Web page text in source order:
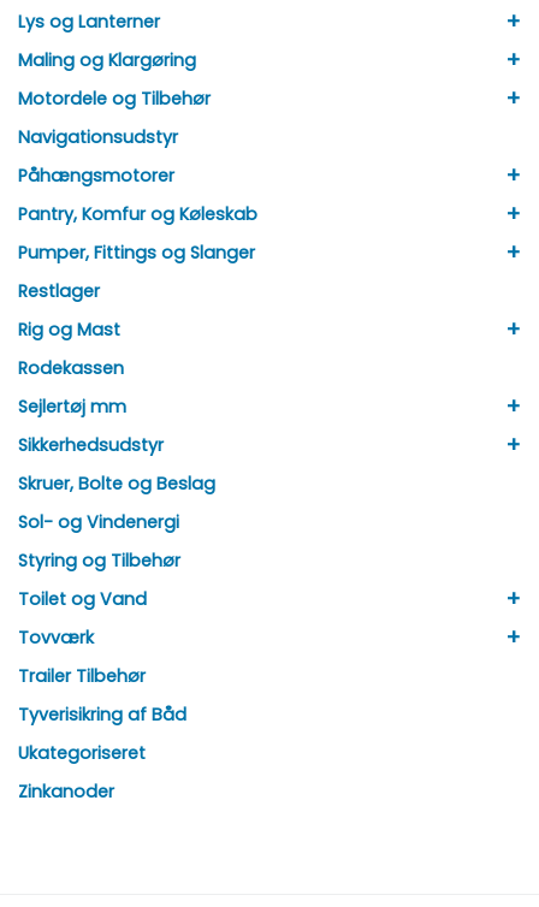
Lys og Lanterner +
Maling og Klargøring +
Motordele og Tilbehør +
Navigationsudstyr
Påhængsmotorer
+
Pantry, Komfur og Køleskab +
Pumper, Fittings og Slanger +
Restlager
Rig og Mast
+
Rodekassen
Sejlertøj mm
+
Sikkerhedsudstyr +
Skruer, Bolte og Beslag
Sol- og Vindenergi
Styring og Tilbehør
Toilet og Vand
+
Tovværk +
Trailer Tilbehør
Tyverisikring af Båd
Ukategoriseret
Zinkanoder